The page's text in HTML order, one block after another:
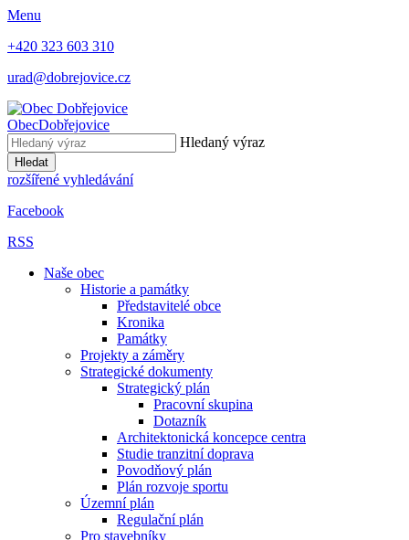
Menu
+420 323 603 310
urad@dobrejovice.cz
ObecDobřejovice
Hledaný výraz
Hledat
rozšířené vyhledávání
Facebook
RSS
Naše obec
Historie a památky
Představitelé obce
Kronika
Památky
Projekty a záměry
Strategické dokumenty
Strategický plán
Pracovní skupina
Dotazník
Architektonická koncepce centra
Studie tranzitní doprava
Povodňový plán
Plán rozvoje sportu
Územní plán
Regulační plán
Pro stavebníky